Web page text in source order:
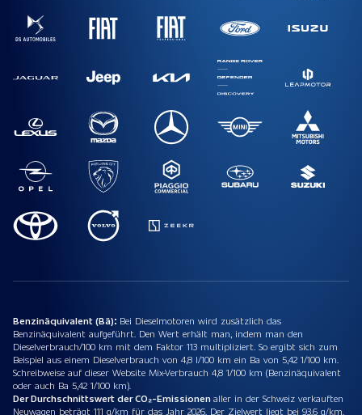
Benzinäquivalent (Bä): Bei Dieselmotoren wird zusätzlich das
Benzinäquivalent aufgeführt. Den Wert erhält man, indem man den
Dieselverbrauch/100 km mit dem Faktor 113 multipliziert. So ergibt sich zum
Beispiel aus einem Dieselverbrauch von 4,8 l/100 km ein Ba von 5,42 1/100 km.
Schreibweise auf dieser Website Mix-Verbrauch 4,8 1/100 km (Benzinäquivalent
oder auch Ba 5,42 1/100 km).
Der Durchschnittswert der CO₂-Emissionenaller in der Schweiz verkauften
Neuwagen beträgt 111 g/km für das Jahr 2026. Der Zielwert liegt bei 93.6 g/km.